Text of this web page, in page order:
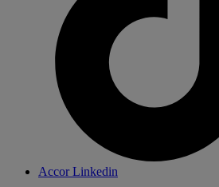
Accor Linkedin